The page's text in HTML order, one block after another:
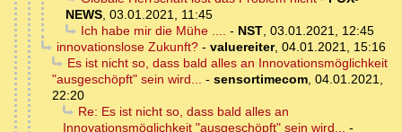
NEWS, 03.01.2021, 11:45
Ich habe mir die Mühe .... - NST, 03.01.2021, 12:45
innovationslose Zukunft?- valuereiter, 04.01.2021, 15:16
Es ist nicht so, dass bald alles an Innovationsmöglichkeit
"ausgeschöpft" sein wird... - sensortimecom, 04.01.2021,
22:20
Re: Es ist nicht so, dass bald alles an
Innovationsmöglichkeit "ausgeschöpft" sein wird... -